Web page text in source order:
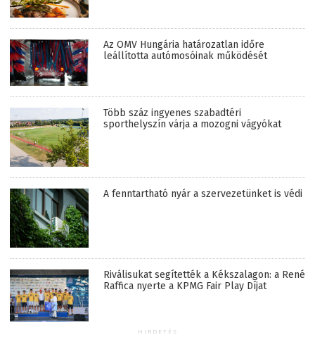
Az OMV Hungária határozatlan időre
leállította autómosóinak működését
Több száz ingyenes szabadtéri
sporthelyszín várja a mozogni vágyókat
A fenntartható nyár a szervezetünket is védi
Riválisukat segítették a Kékszalagon: a René
Raffica nyerte a KPMG Fair Play Díjat
HIRDETÉS